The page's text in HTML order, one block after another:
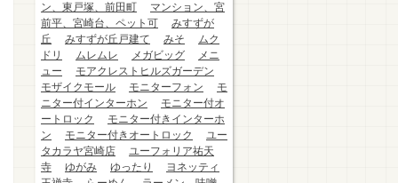
ン、東戸塚、前田町
マンション、宮
前平、宮崎台、ペット可
みすずが
丘
みすずが丘戸建て みそ
ムク
ドリ
ムレムレ メガビッグ
メニ
ュー
モアクレストヒルズガーデン
モザイクモール
モニターフォン
モ
ニター付インターホン
モニター付オ
ートロック
モニター付きインターホ
ン
モニター付きオートロック
ユー
タカラヤ宮崎店
ユーフォリア祐天
寺
ゆがみ ゆったり
ヨネッティ